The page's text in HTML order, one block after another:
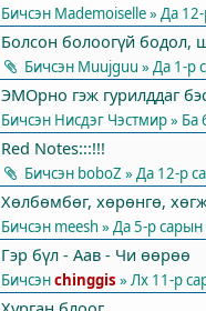
Бичсэн Mademoiselle» Да
Болсон болоогүй бодол,
Бичсэн Muujguu » Да 1-р
ЭМОрно гэж гурилддаг
Бичсэн Нисдэг Чэстмир» Ба
Red Notes:::!!!
Бичсэн boboZ » Да 12-р
Хөлбөмбөг, хөрөнгө,
Бичсэн meesh » Да 5-р
Гэр бүл - Аав - Чи өөрөө
Бичсэнchinggis » Лх 11-р